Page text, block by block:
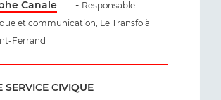
Canale - Responsable
et communication, Le Transfo à
Ferrand
SERVICE CIVIQUE